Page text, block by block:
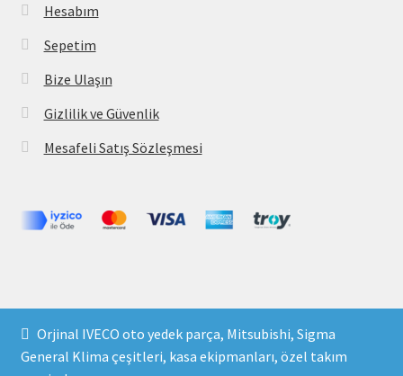
Orjinal IVECO oto yedek parça, Mitsubishi, Sigma
General Klima çeşitleri, kasa ekipmanları, özel takım
Hesabım
Sepetim
Bize Ulaşın
Gizlilik ve Güvenlik
Mesafeli Satış Sözleşmesi
Copyright 2021 © parcavs.com Tüm hakları saklıdır. Kredi
kartı bilgileriniz 256bit SSL sertifikası ile korunmaktadır.